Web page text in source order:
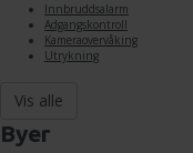
Innbruddsalarm
Adgangskontroll
Kameraovervåking
Utrykning
Vis alle
Byer